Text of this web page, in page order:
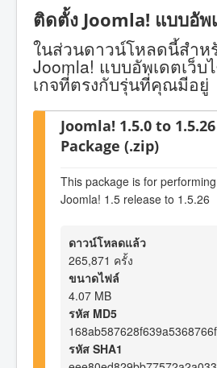
ติดตั้ง Joomla! แบบอัพ
ในส่วนดาวน์โหลดนี้สำห
Joomla! แบบอัพเดตเว็บ
เกจที่ตรงกับรุ่นที่คุณมีอยู่
Joomla! 1.5.0 to
Package (.zip)
This package is for
Joomla! 1.5 release to 1.5.26
ดาวน์โหลดแล้ว
265,871 ครั้ง
ขนาดไฟล์
4.07 MB
รหัส MD5
รหัส SHA1